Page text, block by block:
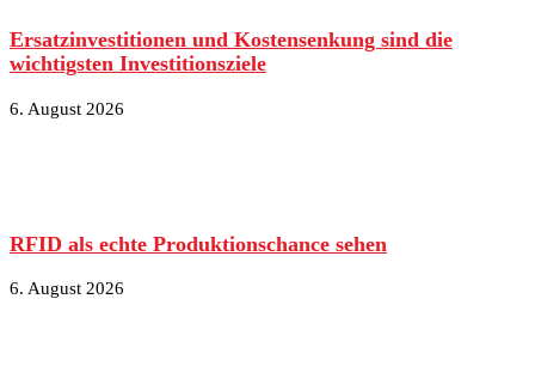
Ersatzinvestitionen und Kostensenkung sind die
wichtigsten Investitionsziele
6. August 2026
RFID als echte Produktionschance sehen
6. August 2026